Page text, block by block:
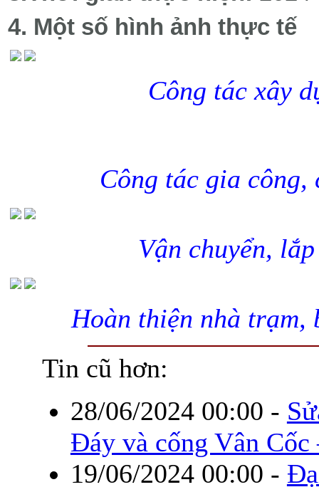
4. Một số hình ảnh thực tế
Công tác xây
Công tác gia
Vận chuyển,
Hoàn thiện nhà trạm,
Tin cũ hơn:
28/06/2024 00:00 -
Đáy và cống Vân Cốc
19/06/2024 00:00 -